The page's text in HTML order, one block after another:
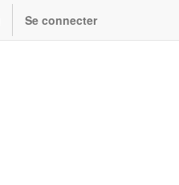
Se connecter